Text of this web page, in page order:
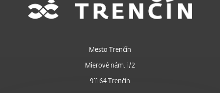
Mesto Trenčín
Mierové nám. 1/2
911 64 Trenčín